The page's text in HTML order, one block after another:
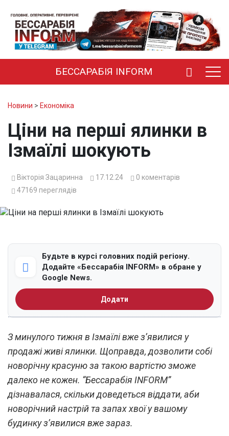
БЕССАРАБІЯ INFORM
Новини > Економіка
Ціни на перші ялинки в
Ізмаїлі шокують
Вікторія Зацаринна 17.12.24 0 коментарів
47169 переглядів
Будьте в курсі головних подій регіону.
Додайте «Бессарабія INFORM» в обране у
Google News.
Додати
З минулого тижня в Ізмаїлі вже з’явилися у
продажі живі ялинки. Щоправда, дозволити собі
новорічну красуню за такою вартістю зможе
далеко не кожен. “Бессарабія INFORM”
дізнавалася, скільки доведеться віддати, аби
новорічний настрій та запах хвої у вашому
будинку з’явилися вже зараз.